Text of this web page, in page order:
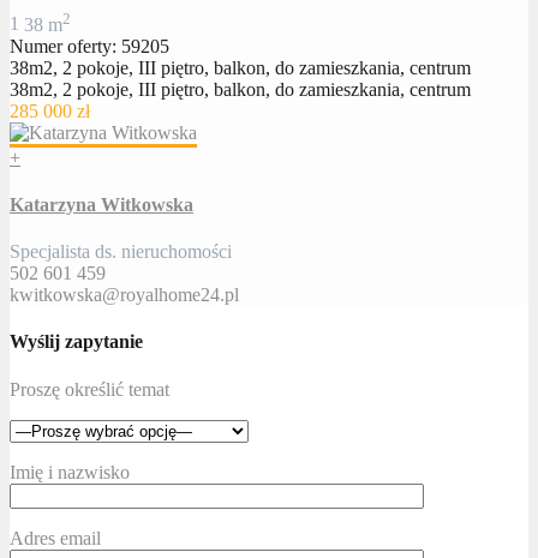
1 38 m2
Numer oferty: 59205
38m2, 2 pokoje, III piętro, balkon, do zamieszkania, centrum
38m2, 2 pokoje, III piętro, balkon, do zamieszkania, centrum
285 000 zł
+
Katarzyna Witkowska
Specjalista ds. nieruchomości
502 601 459
kwitkowska@royalhome24.pl
Wyślij zapytanie
Proszę określić temat
Imię i nazwisko
Adres email